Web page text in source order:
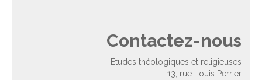
Contactez-nous
Études théologiques et religieuses
13, rue Louis Perrier